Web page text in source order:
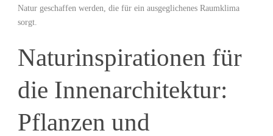
‍Natur ‌geschaffen ‍werden, die für ein ausgeglichenes Raumklima
sorgt.
Naturinspirationen für
die⁤ Innenarchitektur:
Pflanzen⁢ und